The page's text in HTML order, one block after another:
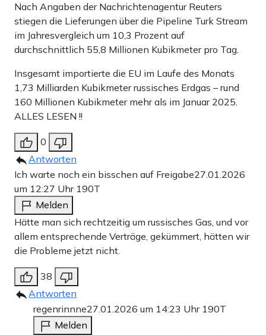
Nach Angaben der Nachrichtenagentur Reuters
stiegen die Lieferungen über die Pipeline Turk Stream
im Jahresvergleich um 10,3 Prozent auf
durchschnittlich 55,8 Millionen Kubikmeter pro Tag.
Insgesamt importierte die EU im Laufe des Monats
1,73 Milliarden Kubikmeter russisches Erdgas – rund
160 Millionen Kubikmeter mehr als im Januar 2025.
ALLES LESEN !!
0
Antworten
Ich warte noch ein bisschen auf Freigabe27.01.2026
um 12:27 Uhr 190T
Melden
Hätte man sich rechtzeitig um russisches Gas, und vor
allem entsprechende Verträge, gekümmert, hätten wir
die Probleme jetzt nicht.
38
Antworten
regenrinnne27.01.2026 um 14:23 Uhr 190T
Melden